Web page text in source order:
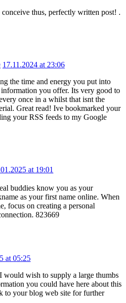
thus, perfectly written post! .
17.11.2024 at 23:06
the time and energy you put into
you offer. Its very good to
once in a whilst that isnt the
Great read! Ive bookmarked your
your RSS feeds to my Google
at 19:01
buddies know you as your
as your first name online. When
focus on creating a personal
823669
at 05:25
wish to supply a large thumbs
you could have here about this
to your blog web site for further